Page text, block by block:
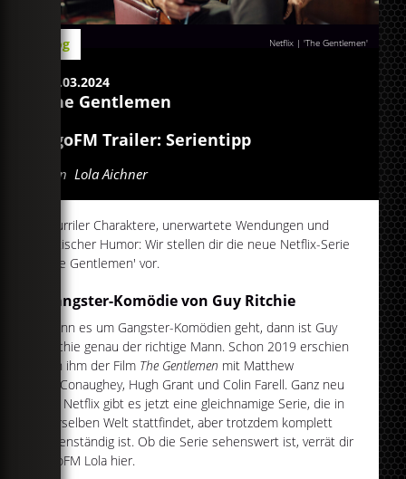
Netflix | 'The Gentlemen'
Blog
18.03.2024
The Gentlemen
egoFM Trailer: Serientipp
Von Lola Aichner
Skurriler Charaktere, unerwartete Wendungen und
britischer Humor: Wir stellen dir die neue Netflix-Serie
'The Gentlemen' vor.
Gangster-Komödie von Guy Ritchie
Wenn es um Gangster-Komödien geht, dann ist Guy
Ritchie genau der richtige Mann. Schon 2019 erschien
von ihm der Film The Gentlemen mit Matthew
McConaughey, Hugh Grant und Colin Farell. Ganz neu
auf Netflix gibt es jetzt eine gleichnamige Serie, die in
derselben Welt stattfindet, aber trotzdem komplett
eigenständig ist. Ob die Serie sehenswert ist, verrät dir
egoFM Lola hier.